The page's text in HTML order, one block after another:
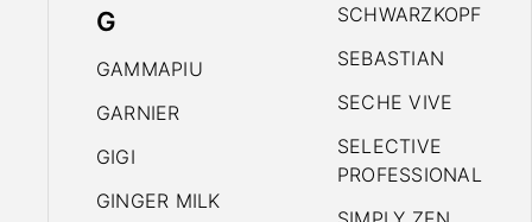
G
GAMMAPIU
GARNIER
GIGI
GINGER MILK
SCHWARZKOPF
SEBASTIAN
SECHE VIVE
SELECTIVE
PROFESSIONAL